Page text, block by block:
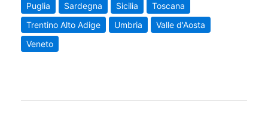
Puglia
Sardegna Sicilia
Toscana
Trentino Alto Adige
Umbria
Valle d'Aosta
Veneto